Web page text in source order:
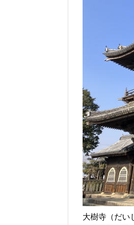
大樹寺（だい